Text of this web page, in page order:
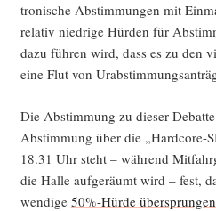
tro­ni­sche Abstim­mun­gen mit
rela­tiv nied­ri­ge Hür­den für
dazu füh­ren wird, dass es zu den
eine Flut von
Die Abstim­mung zu die­ser
Abstim­mung über die „Hard­core-
18.31 Uhr steht – wäh­rend
die Hal­le auf­ge­räumt wird – fest,
wen­di­ge 50%-Hürde